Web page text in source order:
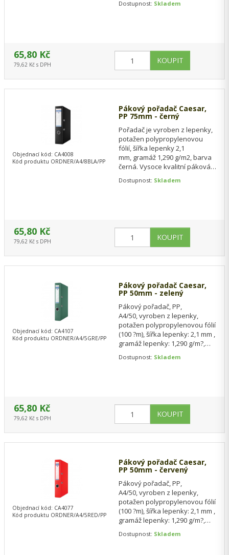
potažené odolnou
Dostupnost: Skladem
65,80 Kč
79,62 Kč s DPH
Pákový pořadač Caesar,
PP 75mm - černý
Pořadač je vyroben z lepenky,
potažen polypropylenovou
fólií, šířka lepenky 2,1
mm, gramáž 1,290 g/m2, barva
černá. Vysoce kvalitní páková
nachází…
Dostupnost: Skladem
Objednací kód: CA4008
Kód produktu ORDNER/A4/8BLA/PP
65,80 Kč
79,62 Kč s DPH
Pákový pořadač Caesar,
PP 50mm - zelený
Pákový pořadač, PP,
A4/50, vyroben z lepenky,
potažen polypropylenovou fólií
(100 ?m), šířka lepenky: 2,1 mm ,
gramáž lepenky: 1,290 g/m?,
mechanika,…
Dostupnost: Skladem
Objednací kód: CA4107
Kód produktu ORDNER/A4/5GRE/PP
65,80 Kč
79,62 Kč s DPH
Pákový pořadač Caesar,
PP 50mm - červený
Pákový pořadač, PP,
A4/50, vyroben z lepenky,
potažen polypropylenovou fólií
(100 ?m), šířka lepenky: 2,1 mm ,
gramáž lepenky: 1,290 g/m?,
mechanika,…
Dostupnost: Skladem
Objednací kód: CA4077
Kód produktu ORDNER/A4/5RED/PP